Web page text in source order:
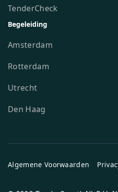
TenderCheck
Begeleiding
Amsterdam
Rotterdam
Utrecht
Den Haag
Algemene Voorwaarden